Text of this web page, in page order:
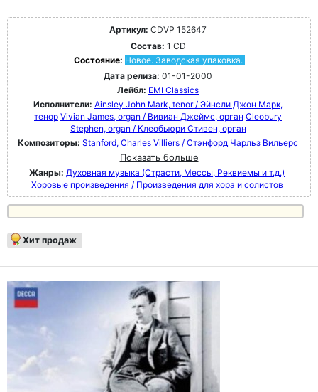
Артикул: CDVP 152647
Состав: 1 CD
Состояние: Новое. Заводская упаковка.
Дата релиза: 01-01-2000
Лейбл: EMI Classics
Исполнители: Ainsley John Mark, tenor / Эйнсли Джон Марк,
тенор Vivian James, organ / Вивиан Джеймс, орган Cleobury
Stephen, organ / Клеобьюри Стивен, орган
Композиторы: Stanford, Charles Villiers / Стэнфорд Чарльз Вильерс
Показать больше
Жанры: Духовная музыка (Страсти, Мессы, Реквиемы и т.д.)
Хоровые произведения / Произведения для хора и солистов
Хит продаж